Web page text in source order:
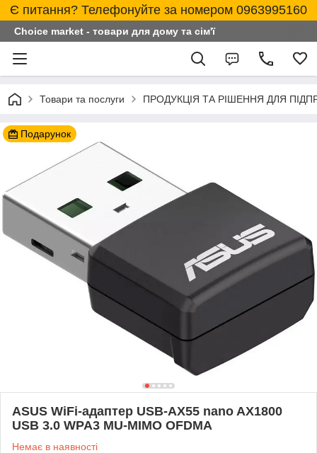
Є питання? Телефонуйте за номером 0963995160
Choice market - товари для дому та сім'ї
Товари та послуги ПРОДУКЦІЯ ТА РІШЕННЯ ДЛЯ
Подарунок
ASUS WiFi-адаптер USB-AX55 nano AX1800
USB 3.0 WPA3 MU-MIMO OFDMA
Немає в наявності